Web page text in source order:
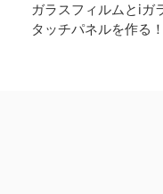
ガラスフィルムとiガ
タッチパネルを作る！